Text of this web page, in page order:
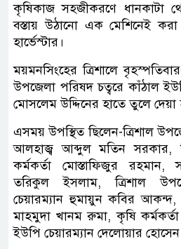
কৃষিকাজ সহজীকরণে ধানকাটা
বস্তায় উঠানো এক মেশিনেই
হার্ভেস্টার।
ময়মনসিংহের ত্রিশালে
উপজেলা পরিষদ চত্বরে কাঁঠাল
মোসলেম উদ্দিনের হাতে তুলে দেয়া
এসময় উপস্থিত ছিলেন-ত্রিশাল
আলহাজ্ব আব্দুল মতিন সরকার,
কর্মকর্তা মোস্তাফিজুর রহমান,
তরিকুল ইসলাম, ত্রিশাল
চেয়ারম্যান হুমায়ুন কবির আকন্দ,
মাহমুদা খানম রুমা, কৃষি
ইউপি চেয়ারম্যান দেলোয়ার